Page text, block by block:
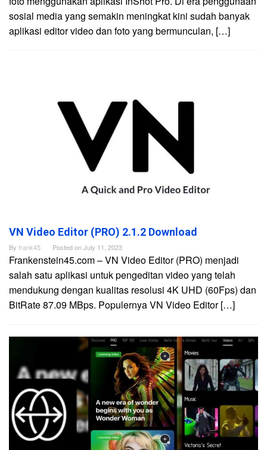
sosial media yang semakin meningkat kini sudah banyak
aplikasi editor video dan foto yang bermunculan, […]
VN Video Editor (PRO) 2.1.2 Download
By frank45 Posted onJuly 11, 2023
Frankenstein45.com – VN Video Editor (PRO) menjadi
salah satu aplikasi untuk pengeditan video yang telah
mendukung dengan kualitas resolusi 4K UHD (60Fps) dan
BitRate 87.09 MBps. Populernya VN Video Editor […]